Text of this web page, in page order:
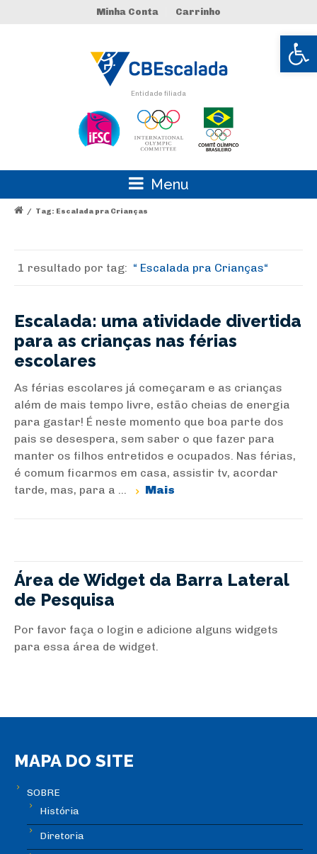
Abrir
Minha Conta Carrinho
Entidade filiada
Menu
/ Tag: Escalada pra Crianças
1 resultado por tag: Escalada pra Crianças
Escalada: uma atividade divertida
para as crianças nas férias
escolares
As férias escolares já começaram e as crianças
além de mais tempo livre, estão cheias de energia
para gastar! É neste momento que boa parte dos
pais se desespera, sem saber o que fazer para
manter os filhos entretidos e ocupados. Nas férias,
é comum ficarmos em casa, assistir tv, acordar
tarde, mas, para a ...
Mais
Área de Widget da Barra Lateral
de Pesquisa
Por favor faça o login e adicione alguns widgets
para essa área de widget.
MAPA DO SITE
SOBRE
História
Diretoria